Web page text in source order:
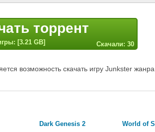
торрент
[3.21 GB] Скачали: 30
возможность скачать игру Junkster
Dark Genesis 2 World of